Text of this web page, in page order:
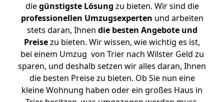
diegünstigste Lösung zu bieten. Wir sind die
professionellen Umzugsexperten und arbeiten
stets daran, Ihnen die besten Angebote und
Preisezu bieten. Wir wissen, wie wichtig es ist,
bei einem Umzug von Trier nach Wilster Geld zu
sparen, und deshalb setzen wir alles daran, Ihnen
die besten Preise zu bieten. Ob Sie nun eine
kleine Wohnung haben oder ein großes Haus in